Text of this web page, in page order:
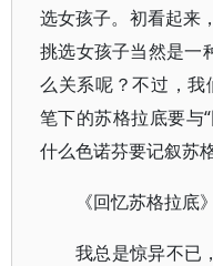
选女孩子。初看起
挑选女孩子当然是一
么关系呢？不过，我
笔下的苏格拉底要与
什么色诺芬要记叙苏
《回忆苏格拉底
我总是惊异不已